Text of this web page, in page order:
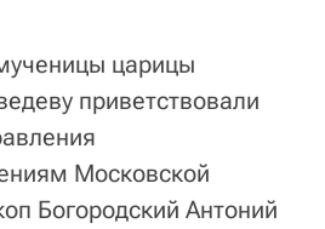
царицы
приветствовали
Московской
Богородский Антоний